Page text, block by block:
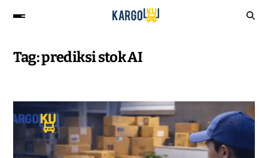
Tag:prediksi stok AI